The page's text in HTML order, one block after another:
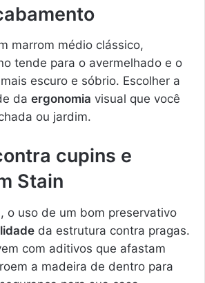
marrom médio clássico,
tende para o avermelhado e o
escuro e sóbrio. Escolher a
da ergonomia visual que você
ou jardim.
cupins e
Stain
o uso de um bom preservativo
da estrutura contra pragas.
com aditivos que afastam
a madeira de dentro para